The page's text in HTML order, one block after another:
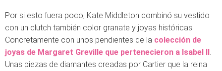
Por si esto fuera poco, Kate Middleton combinó su vestido
con un clutch también color granate y joyas históricas.
Concretamente con unos pendientes de la colección de
joyas de Margaret Greville que pertenecieron a Isabel II
Unas piezas de diamantes creadas por Cartier que la reina